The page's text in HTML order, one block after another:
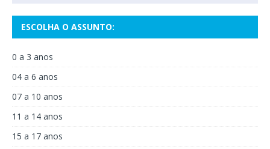
ESCOLHA O ASSUNTO:
0 a 3 anos
04 a 6 anos
07 a 10 anos
11 a 14 anos
15 a 17 anos